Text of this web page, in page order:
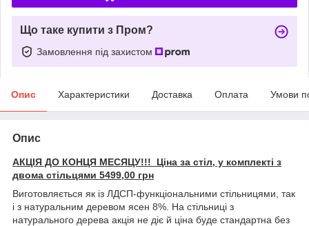
Що таке купити з Пром?
Замовлення під захистом
Опис Характеристики Доставка Оплата Умови
Опис
АКЦІЯ ДО КОНЦЯ МЕСЯЦУ!!! Ціна за стіл, у комплекті з
двома стільцями 5499,00 грн
Виготовляється як із ЛДСП-функціональними стільницями, так
і з натуральним деревом ясен 8%. На стільниці з
натурального дерева акція не діє й ціна буде стандартна без